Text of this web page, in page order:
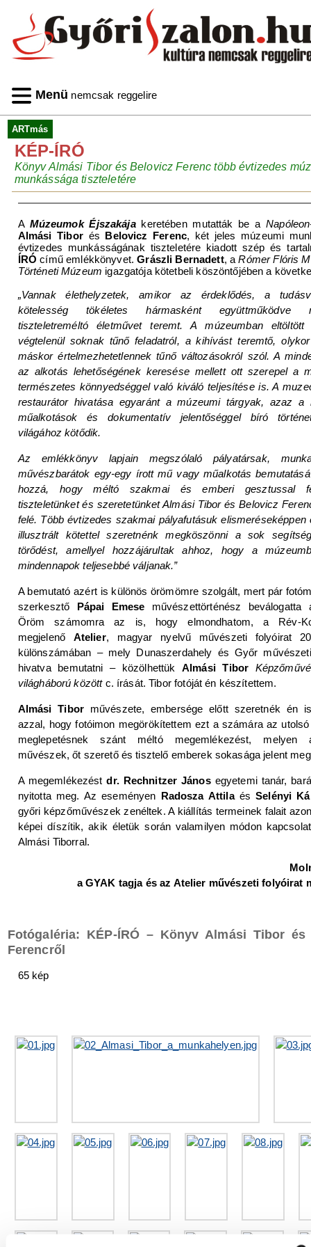
Menü nemcsak reggelire
ARTmás
KÉP-ÍRÓ
Könyv Almási Tibor és Belovicz Ferenc több évtizedes
munkássága tiszteletére
A Múzeumok Éjszakájakeretében mutatták be a
Almási Tibor és Belovicz Ferenc, két jeles múzeumi
évtizedes munkásságának tiszteletére kiadott szép és
ÍRÓ című emlékkönyvet.Grászli Bernadett, a Rómer Flóris
Történeti Múzeum igazgatója kötetbeli köszöntőjében a
„Vannak élethelyzetek, amikor az érdeklődés, a
kötelesség tökéletes hármasként együttműködve
tiszteletreméltó életművet teremt. A múzeumban
végtelenül soknak tűnő feladatról, a kihívást teremtő,
máskor értelmezhetetlennek tűnő változásokról szól. A
az alkotás lehetőségének keresése mellett ott szerepel a
természetes könnyedséggel való kiváló teljesítése is. A
restaurátor hivatása egyaránt a múzeumi tárgyak, azaz a
műalkotások és dokumentatív jelentőséggel bíró
világához kötődik.
Az emlékkönyv lapjain megszólaló pályatársak,
művészbarátok egy-egy írott mű vagy műalkotás
hozzá, hogy méltó szakmai és emberi gesztussal
tiszteletünket és szeretetünket Almási Tibor és Belovicz
felé. Több évtizedes szakmai pályafutásuk elismeréseképpen
illusztrált kötettel szeretnénk megköszönni a sok
törődést, amellyel hozzájárultak ahhoz, hogy a
mindennapok teljesebbé váljanak.”
A bemutató azért is különös örömömre szolgált, mert pár
szerkesztő Pápai Emese művészettörténész beválogatta
Öröm számomra az is, hogy elmondhatom, a Rév-
megjelenő Atelier, magyar nyelvű művészeti folyóirat
különszámában – mely Dunaszerdahely és Győr
hivatva bemutatni – közölhettük Almási Tibor
világháború közöttc. írását. Tibor fotóját én készítettem.
Almási Tibor művészete, embersége előtt szeretnék én
azzal, hogy fotóimon megörökítettem ezt a számára az utolsó
meglepetésnek szánt méltó megemlékezést, melyen
művészek, őt szerető és tisztelő emberek sokasága jelent
A megemlékezéstdr. Rechnitzer Jánosegyetemi tanár,
nyitotta meg. Az eseményen Radosza AttilaésSelényi
győri képzőművészek zenéltek. A kiállítás termeinek falait
képei díszítik, akik életük során valamilyen módon
Almási Tiborral.
a GYAK tagja és az Atelier művészeti folyóirat
Fotógaléria: KÉP-ÍRÓ – Könyv Almási Tibor és
Ferencről
65 kép